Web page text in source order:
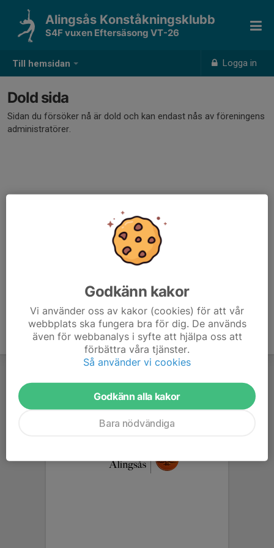
Till hemsidan Logga in
Alingsås Konståkningsklubb
S4F vuxen Eftersäsong VT-26
Dold sida
Sidan du försöker nå är dold och kan endast nås av föreningens
administratörer.
Godkänn kakor
Vi använder oss av kakor (cookies) för att vår
webbplats ska fungera bra för dig. De används
även för webbanalys i syfte att hjälpa oss att
förbättra våra tjänster.
Så använder vi cookies
Godkänn alla kakor
Bara nödvändiga